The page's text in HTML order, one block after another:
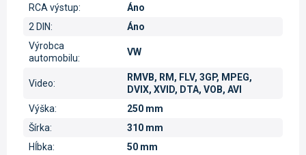
RCA výstup:
Áno
2 DIN:
Áno
Výrobca
automobilu:
VW
Video:
RMVB, RM, FLV, 3GP, MPEG,
DVIX, XVID, DTA, VOB, AVI
Výška:
250 mm
Šírka:
310 mm
Hĺbka: 50 mm